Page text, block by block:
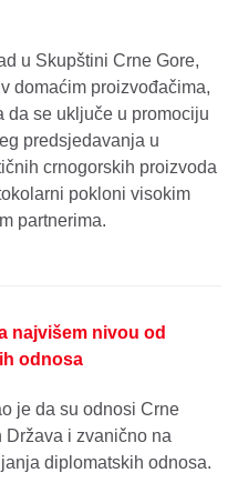
u Skupštini Crne Gore,
domaćim proizvođačima,
da se uključe u promociju
predsjedavanja u
crnogorskih proizvoda
pokloni visokim
partnerima.
najvišem nivou od
odnosa
je da su odnosi Crne
i zvanično na
diplomatskih odnosa.